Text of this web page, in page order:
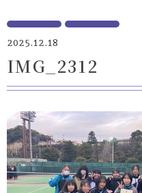
アクセス
Instagram Facebook
2025.12.18
IMG_2312